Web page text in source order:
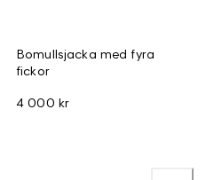
Bomullsjacka med fyra
fickor
4 000 kr